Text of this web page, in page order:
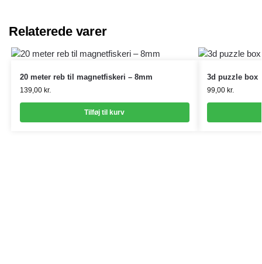
Relaterede varer
20 meter reb til magnetfiskeri – 8mm
139,00 kr.
Tilføj til kurv
3d puzzle box
99,00 kr.